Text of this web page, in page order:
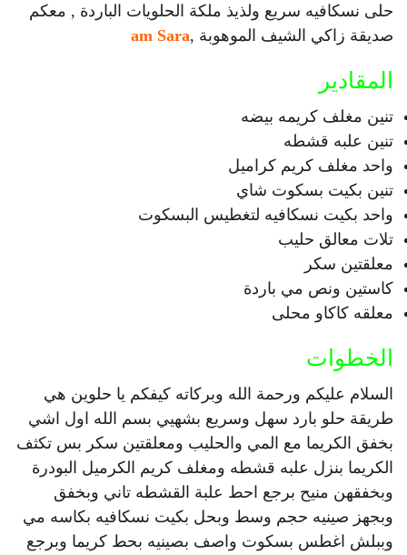
حلى نسكافيه سريع ولذيذ ملكة الحلويات الباردة , معكم
صديقة زاكي الشيف الموهوبة ,am Sara
المقادير
تنين مغلف كريمه بيضه
تنين علبه قشطه
واحد مغلف كريم كراميل
تنين بكيت بسكوت شاي
واحد بكيت نسكافيه لتغطيس البسكوت
تلات معالق حليب
معلقتين سكر
كاستين ونص مي باردة
معلقه كاكاو محلى
الخطوات
السلام عليكم ورحمة الله وبركاته كيفكم يا حلوين هي
طريقة حلو بارد سهل وسريع بشهيي بسم الله اول اشي
بخفق الكريما مع المي والحليب ومعلقتين سكر بس تكثف
الكريما بنزل علبه قشطه ومغلف كريم الكرميل البودرة
وبخفقهن منيح برجع احط علبة القشطه تاني وبخفق
وبجهز صينيه حجم وسط وبحل بكيت نسكافيه بكاسه مي
وببلش اغطس بسكوت واصف بصينيه بحط كريما وبرجع